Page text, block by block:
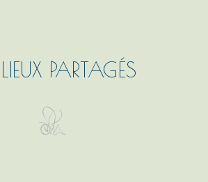
PARTAGÉS